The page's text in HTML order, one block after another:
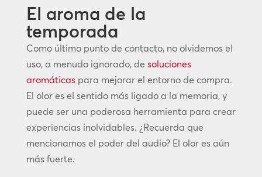
El aroma de la
temporada
Como último punto de contacto, no olvidemos el
uso, a menudo ignorado, de soluciones
aromáticaspara mejorar el entorno de compra.
El olor es el sentido más ligado a la memoria, y
puede ser una poderosa herramienta para crear
experiencias inolvidables. ¿Recuerda que
mencionamos el poder del audio? El olor es aún
más fuerte.